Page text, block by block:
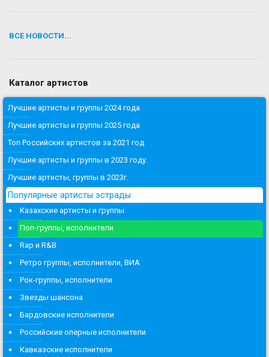
ВСЕ НОВОСТИ...
Каталог артистов
Лучшие артисты и группы 2024 года
Лучшие артисты и группы 2025 года
Топ Российских артистов за 2021 год
Лучшие артисты и группы в 2023 году.
Лучшие артисты, группы в 2023г.
Популярные артисты эстрады
Казахские артисты и группы
Поп-группы, исполнители
Rap и R&B
Ретро группы, исполнители, ВИА
Рок-группы, исполнители
Звезды шансона
Бардовские исполнители
Российские оперные исполнители
Кавказские исполнители